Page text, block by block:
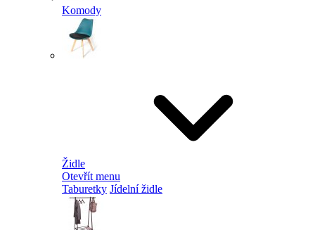
Komody
Židle
Otevřít menu
Taburetky Jídelní židle